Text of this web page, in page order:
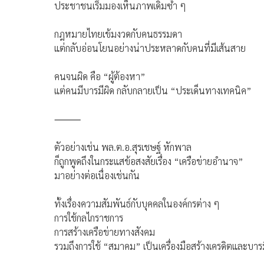
ประชาชนเริ่มมองเห็นภาพเดิมซ้ำ ๆ
กฎหมายไทยเข้มงวดกับคนธรรมดา
แต่กลับอ่อนโยนอย่างน่าประหลาดกับคนที่มีเส้นสาย
คนจนผิด คือ “ผู้ต้องหา”
แต่คนมีบารมีผิด กลับกลายเป็น “ประเด็นทางเทคนิค”
⸻
ตัวอย่างเช่น พล.ต.อ.สุรเชษฐ์ หักพาล
ก็ถูกพูดถึงในกระแสข้อสงสัยเรื่อง “เครือข่ายอำนาจ”
มาอย่างต่อเนื่องเช่นกัน
ทั้งเรื่องความสัมพันธ์กับบุคคลในองค์กรต่าง ๆ
การใช้กลไกราชการ
การสร้างเครือข่ายทางสังคม
รวมถึงการใช้ “สมาคม” เป็นเครื่องมือสร้างเครดิตและบา